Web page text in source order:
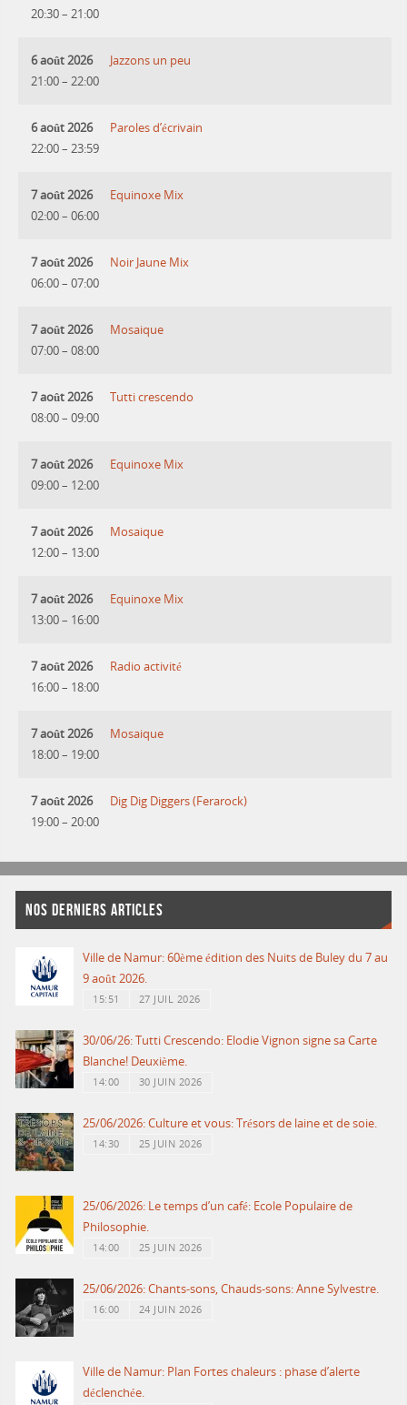
20:30– 21:00
6 août 2026
21:00– 22:00
Jazzons un peu
6 août 2026
22:00– 23:59
Paroles d’écrivain
7 août 2026
02:00– 06:00
Equinoxe Mix
7 août 2026
06:00– 07:00
Noir Jaune Mix
7 août 2026
07:00– 08:00
Mosaique
7 août 2026
08:00– 09:00
Tutti crescendo
7 août 2026
09:00– 12:00
Equinoxe Mix
7 août 2026
12:00– 13:00
Mosaique
7 août 2026
13:00– 16:00
Equinoxe Mix
7 août 2026
16:00– 18:00
Radio activité
7 août 2026
18:00– 19:00
Mosaique
7 août 2026
19:00– 20:00
Dig Dig Diggers (Ferarock)
NOS DERNIERS ARTICLES
Ville de Namur: 60ème édition des Nuits de Buley du 7 au
9 août 2026.
15:51 27 JUIL 2026
30/06/26: Tutti Crescendo: Elodie Vignon signe sa Carte
Blanche! Deuxième.
14:00 30 JUIN 2026
25/06/2026: Culture et vous: Trésors de laine et de soie.
14:30 25 JUIN 2026
25/06/2026: Le temps d’un café: Ecole Populaire de
Philosophie.
14:00 25 JUIN 2026
25/06/2026: Chants-sons, Chauds-sons: Anne Sylvestre.
16:00 24 JUIN 2026
Ville de Namur: Plan Fortes chaleurs : phase d’alerte
déclenchée.